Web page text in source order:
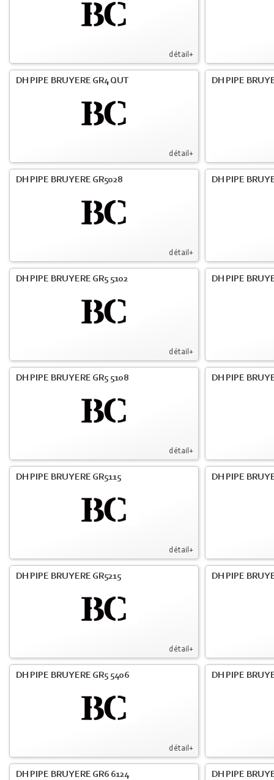
détail+
détail+
DH PIPE BRUYERE GR4 QUT DH PIPE
détail+
DH PIPE BRUYERE GR5028 DH PIPE
détail+
DH PIPE BRUYERE GR5 5102 DH PIPE
détail+
DH PIPE BRUYERE GR5 5108 DH PIPE
détail+
DH PIPE BRUYERE GR5115 DH PIPE
détail+
DH PIPE BRUYERE GR5215 DH PIPE
détail+
DH PIPE BRUYERE GR5 5406 DH PIPE
DH PIPE BRUYERE GR6 6124 DH PIPE